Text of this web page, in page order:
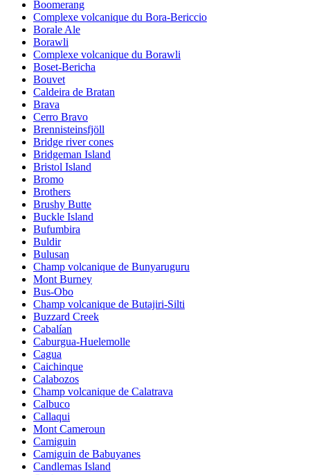
Boomerang
Complexe volcanique du Bora-Bericcio
Borale Ale
Borawli
Complexe volcanique du Borawli
Boset-Bericha
Bouvet
Caldeira de Bratan
Brava
Cerro Bravo
Brennisteinsfjöll
Bridge river cones
Bridgeman Island
Bristol Island
Bromo
Brothers
Brushy Butte
Buckle Island
Bufumbira
Buldir
Bulusan
Champ volcanique de Bunyaruguru
Mont Burney
Bus-Obo
Champ volcanique de Butajiri-Silti
Buzzard Creek
Cabalían
Caburgua-Huelemolle
Cagua
Caichinque
Calabozos
Champ volcanique de Calatrava
Calbuco
Callaqui
Mont Cameroun
Camiguin
Camiguin de Babuyanes
Candlemas Island